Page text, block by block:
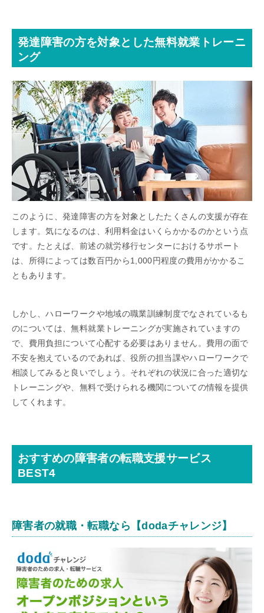
発達障害の方を対象とした無料就業トレーニ
ング
このように、発達障害の方を対象としたたくさんの支援が存在
します。気になるのは、利用料金はいくらかかるのかという点
です。たとえば、前述の就労移行センターにおけるサポート
は、所得によっては数百円から1,000円程度の費用がかかるこ
ともあります。
しかし、ハローワークや地域の職業訓練制度でなされているも
のについては、無料就業トレーニングが実施されていますの
で、費用負担について心配する必要はありません。費用の面で
不安を抱えているのであれば、役所の担当課やハローワークで
相談してみると良いでしょう。それぞれの状況に合った適切な
トレーニングや、無料で受けられる機関についての情報を提供
してくれます。
おすすめの障害者の転職支援サービス
BEST4
障害者の就職・転職なら【dodaチャレンジ】